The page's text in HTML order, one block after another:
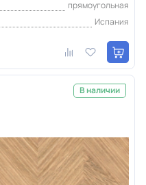
прямоугольная
Испания
В наличии